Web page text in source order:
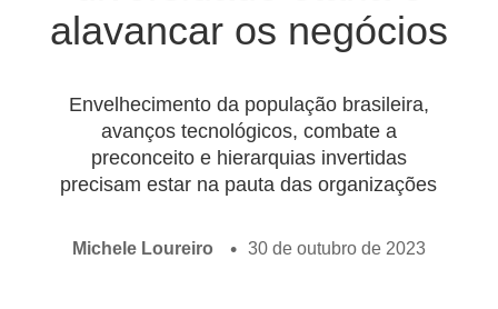
alavancar os negócios
Envelhecimento da população brasileira,
avanços tecnológicos, combate a
preconceito e hierarquias invertidas
precisam estar na pauta das organizações
Michele Loureiro 30 de outubro de 2023